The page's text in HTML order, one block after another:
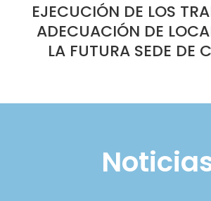
EJECUCIÓN DE LOS
ADECUACIÓN DE
LA FUTURA SEDE DE